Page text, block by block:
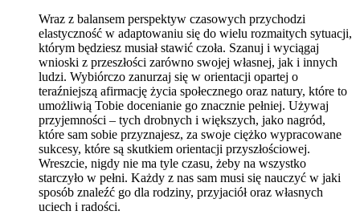
Wraz z balansem perspektyw czasowych przychodzi
elastyczność w adaptowaniu się do wielu rozmaitych sytuacji,
którym będziesz musiał stawić czoła. Szanuj i wyciągaj
wnioski z przeszłości zarówno swojej własnej, jak i innych
ludzi. Wybiórczo zanurzaj się w orientacji opartej o
teraźniejszą afirmację życia społecznego oraz natury, które to
umożliwią Tobie docenianie go znacznie pełniej. Używaj
przyjemności – tych drobnych i większych, jako nagród,
które sam sobie przyznajesz, za swoje ciężko wypracowane
sukcesy, które są skutkiem orientacji przyszłościowej.
Wreszcie, nigdy nie ma tyle czasu, żeby na wszystko
starczyło w pełni. Każdy z nas sam musi się nauczyć w jaki
sposób znaleźć go dla rodziny, przyjaciół oraz własnych
uciech i radości.